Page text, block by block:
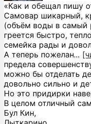
«Как и обещал пишу
Самовар шикарный,
(объём воды в самый
греется быстро,
семейка рады и
А теперь пожелан...
предела
можно бы отделать
довольно сильно и
Но это придирки
В целом отличный
Бул Кин,